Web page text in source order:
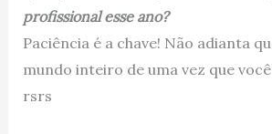
profissional esse ano?
Paciência é a chave! Não adianta
mundo inteiro de uma vez que
rsrs